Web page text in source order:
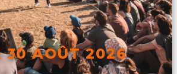
30 AOÛT 2026